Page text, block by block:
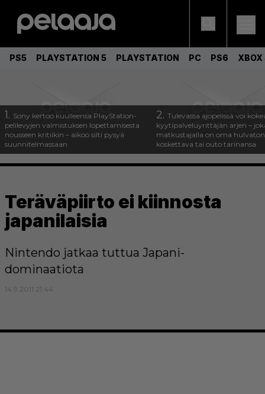
PS5 PLAYSTATION 5 PLAYSTATION PC PS6 XBOX
1. Sony kertoo kuulleensa PlayStation-
pelilevyjen valmistuksen lopettamisesta
nousseen kritiikin – aikoo silti pysyä
suunnitelmassaan
2. Tulevassa ajopelissä voi
kyytipalveluyrittäjän arjen –
matkustajalla on oma
koskettava tai outo tarinansa
Teräväpiirto ei kiinnosta
japanilaisia
Nintendo jatkaa tuttua Japani-
dominaatiota
14.9.2011 21:44